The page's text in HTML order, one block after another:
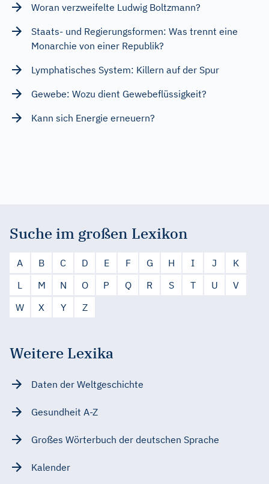
Woran verzweifelte Ludwig Boltzmann?
Staats- und Regierungsformen: Was trennt eine
Monarchie von einer Republik?
Lymphatisches System: Killern auf der Spur
Gewebe: Wozu dient Gewebeflüssigkeit?
Kann sich Energie erneuern?
Suche im großen Lexikon
A B C D E F G H I J
K
L
M N O P Q R S T U
V
W
X Y Z
Weitere Lexika
Daten der Weltgeschichte
Gesundheit A-Z
Großes Wörterbuch der deutschen Sprache
Kalender